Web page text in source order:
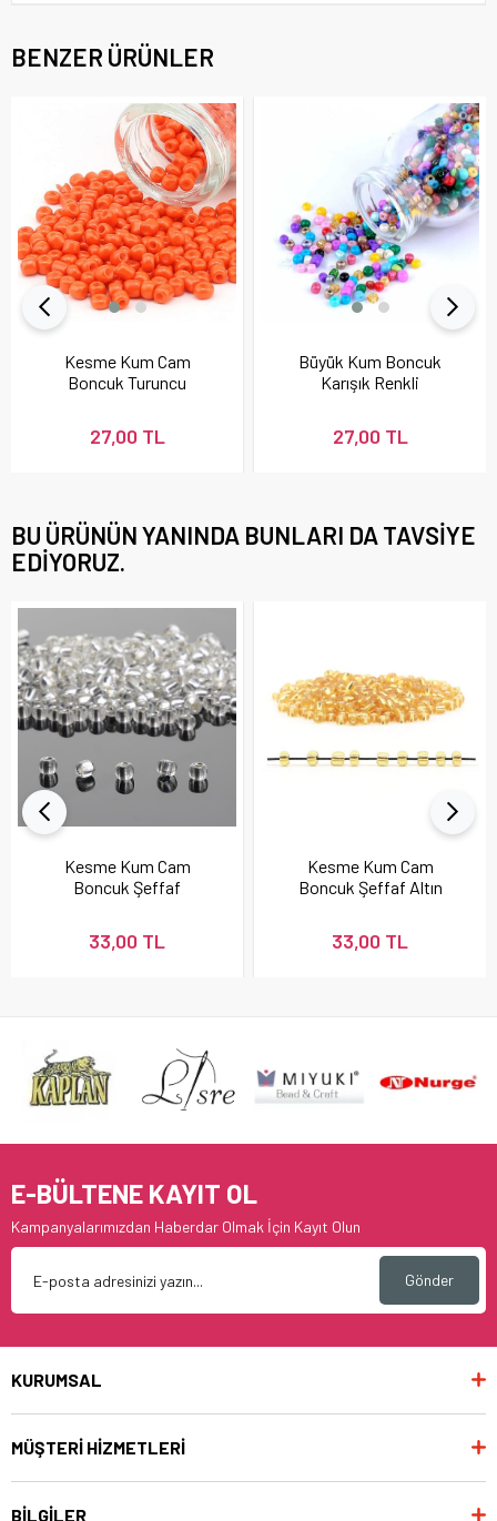
BENZER ÜRÜNLER
Kesme Kum Cam
Boncuk Turuncu
27,00 TL
Büyük Kum Boncuk
Karışık Renkli
27,00 TL
BU ÜRÜNÜN YANINDA BUNLARI DA TAVSIYE
EDIYORUZ.
Kesme Kum Cam
Boncuk Şeffaf
33,00 TL
Kesme Kum Cam
Boncuk Şeffaf Altın
33,00 TL
E-BÜLTENE KAYIT OL
Kampanyalarımızdan Haberdar Olmak İçin Kayıt Olun
Gönder
KURUMSAL
MÜŞTERİ HİZMETLERİ
BİLGİLER